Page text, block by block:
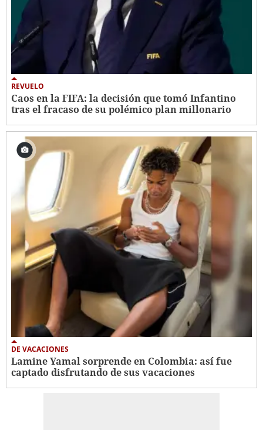
REVUELO
Caos en la FIFA: la decisión que tomó Infantino
tras el fracaso de su polémico plan millonario
DE VACACIONES
Lamine Yamal sorprende en Colombia: así fue
captado disfrutando de sus vacaciones